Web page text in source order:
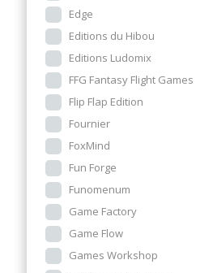
Edge
Editions du Hibou
Editions Ludomix
FFG Fantasy Flight Games
Flip Flap Edition
Fournier
FoxMind
Fun Forge
Funomenum
Game Factory
Game Flow
Games Workshop